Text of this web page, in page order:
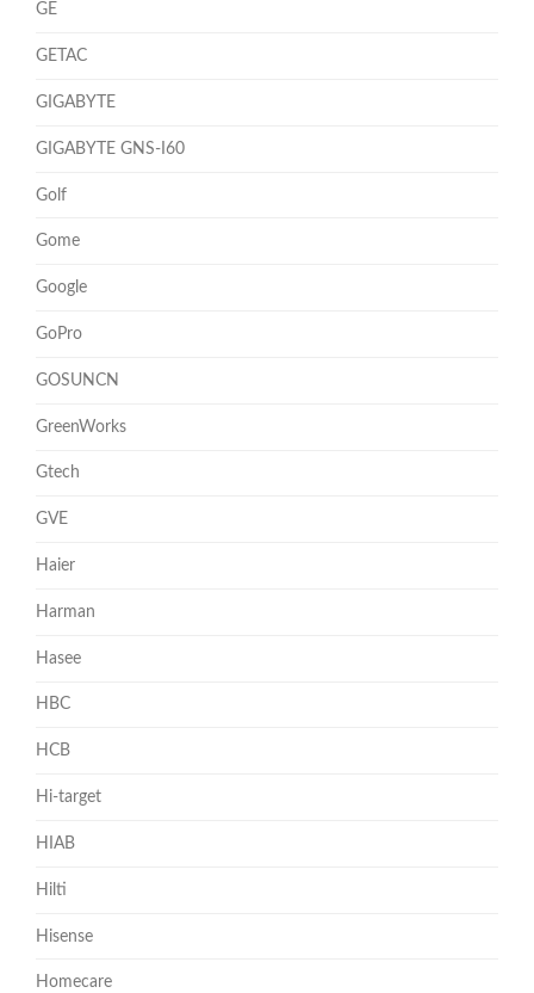
GE
GETAC
GIGABYTE
GIGABYTE GNS-I60
Golf
Gome
Google
GoPro
GOSUNCN
GreenWorks
Gtech
GVE
Haier
Harman
Hasee
HBC
HCB
Hi-target
HIAB
Hilti
Hisense
Homecare